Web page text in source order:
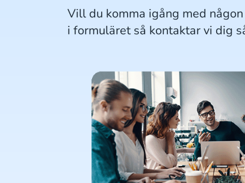
Vill du komma igång med
i formuläret så kontaktar vi dig